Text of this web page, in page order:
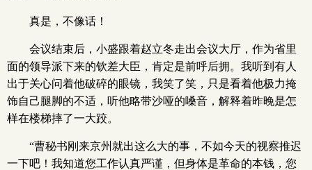
真是，不像话！
会议结束后，小盛跟着赵立冬走出会议大厅，作为省里
面的领导派下来的钦差大臣，肯定是前呼后拥。我听到有人
出于关心问着他破碎的眼镜，我笑了笑，只是看着他极力掩
饰自己腿脚的不适，听他略带沙哑的嗓音，解释着昨晚是怎
样在楼梯摔了一大跤。
“曹秘书刚来京州就出这么大的事，不如今天的视察推迟
一下吧！我知道您工作认真严谨，但身体是革命的本钱，您